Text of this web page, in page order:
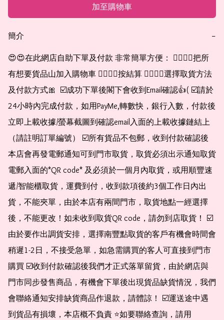
加至購物車
簡介 −
😍😍在此網店自助下單及付款 非常簡單方便： 👉🏻👉🏻把所
有想要貨品山加入購物車 👉🏻👉🏻按結算 👉🏻👉🏻選擇取貨方法
及付款方式🎀  ☑️成功下單後閣下會收到Email確認👍( ☑️請於
24小時內完成付款，如用PayMe,轉數快，銀行入數，付款後
立即上載收據/螢幕截圖到確認email入面的上載收據鏈結上
（請註明訂單編號） ☑️所有貨品不包郵，收到付款確認後
本店會再發電郵通知可到門市取貨，取貨必須出示通知取貨
電郵入面的*QR code* 及必須於一個月內取貨，或用順豐速
遞/智能櫃取貨，運費到付，收到款項後約3個工作日內出
貨，不能夾單，由於本店有兩間門市，取貨地點一經選擇
後，不能更改！如未收到取貨QR code，請勿到店取貨！ ☑️
由於要作出調貨安排，選擇南豐點取貨的客戶有機會時間會
稍遲1-2日，不接受急單，如急需購買的客人可直接到門市
購買 ☑️收到付款確認後我們才正式落單留貨，由於網店與
門市同步發售商品，有機會下單後出現貨品缺貨情況，我們
會聯絡通知安排缺貨商品作退款，請體諒！ ☑️運送途中遇
到貨品有損壞，本店概不負責 ⭐️如要聯絡查詢，請用